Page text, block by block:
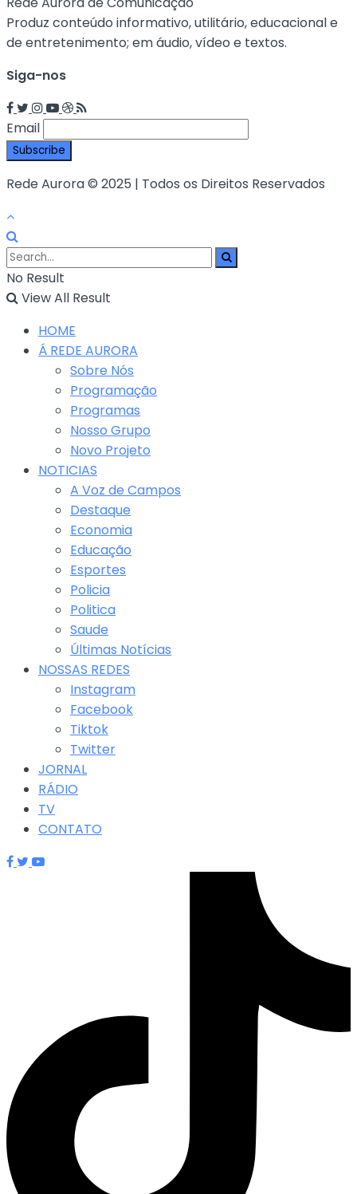
Produz conteúdo informativo, utilitário, educacional e
de entretenimento; em áudio, vídeo e textos.
Siga-nos
Email
Rede Aurora © 2025 | Todos os Direitos Reservados
No Result
View All Result
HOME
Á REDE AURORA
Sobre Nós
Programação
Programas
Nosso Grupo
Novo Projeto
NOTICIAS
A Voz de Campos
Destaque
Economia
Educação
Esportes
Policia
Politica
Saude
Últimas Notícias
NOSSAS REDES
Instagram
Facebook
Tiktok
Twitter
JORNAL
RÁDIO
TV
CONTATO